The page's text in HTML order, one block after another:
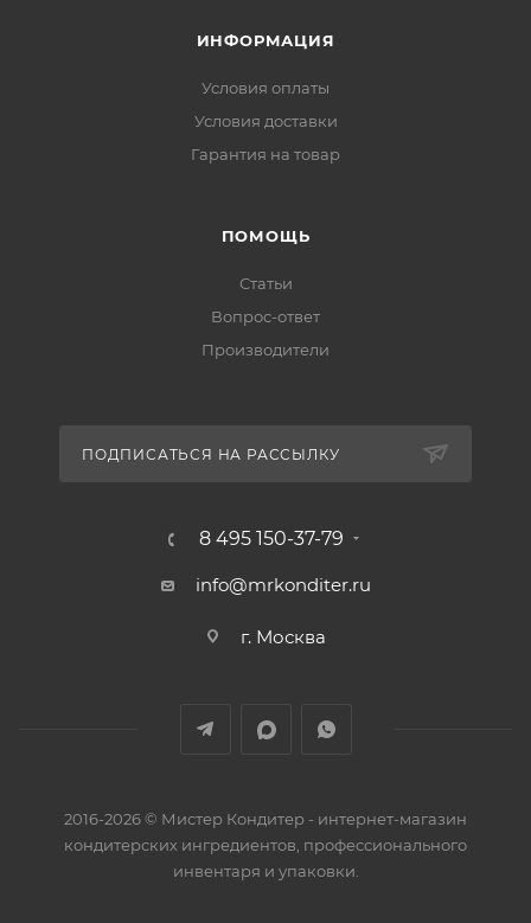
ИНФОРМАЦИЯ
Условия оплаты
Условия доставки
Гарантия на товар
ПОМОЩЬ
Статьи
Вопрос-ответ
Производители
ПОДПИСАТЬСЯ НА РАССЫЛКУ
8 495 150-37-79
info@mrkonditer.ru
г. Москва
2016-2026 © Мистер Кондитер - интернет-магазин
кондитерских ингредиентов, профессионального
инвентаря и упаковки.